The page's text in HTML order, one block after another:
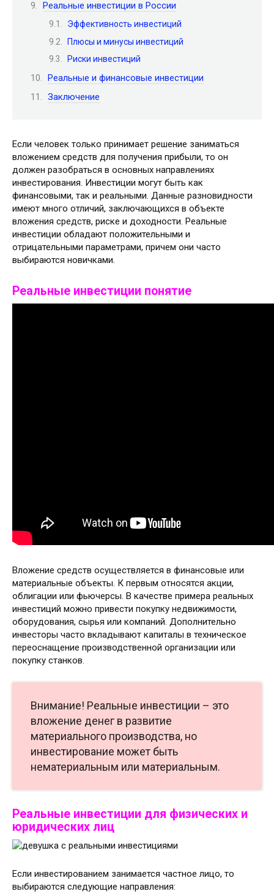
Реальные инвестиции в России
Эффективность инвестиций
Плюсы и минусы инвестиций
Риски инвестиций
Реальные и финансовые инвестиции
Заключение
Если человек только принимает решение заниматься
вложением средств для получения прибыли, то он
должен разобраться в основных направлениях
инвестирования. Инвестиции могут быть как
финансовыми, так и реальными. Данные разновидности
имеют много отличий, заключающихся в объекте
вложения средств, риске и доходности. Реальные
инвестиции обладают положительными и
отрицательными параметрами, причем они часто
выбираются новичками.
Реальные инвестиции понятие
Вложение средств осуществляется в финансовые или
материальные объекты. К первым относятся акции,
облигации или фьючерсы. В качестве примера реальных
инвестиций можно привести покупку недвижимости,
оборудования, сырья или компаний. Дополнительно
инвесторы часто вкладывают капиталы в техническое
переоснащение производственной организации или
покупку станков.
Внимание! Реальные инвестиции – это
вложение денег в развитие
материального производства, но
инвестирование может быть
нематериальным или материальным.
Реальные инвестиции для физических и
юридических лиц
Если инвестированием занимается частное лицо, то
выбираются следующие направления: